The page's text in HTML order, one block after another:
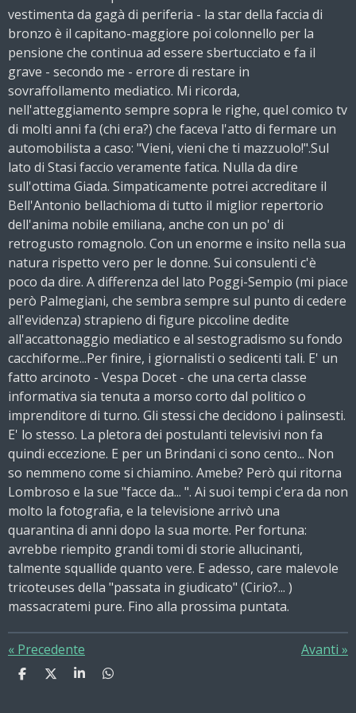
vestimenta da gagà di periferia - la star della faccia di
bronzo è il capitano-maggiore poi colonnello per la
pensione che continua ad essere sbertucciato e fa il
grave - secondo me - errore di restare in
sovraffollamento mediatico. Mi ricorda,
nell'atteggiamento sempre sopra le righe, quel comico tv
di molti anni fa (chi era?) che faceva l'atto di fermare un
automobilista a caso: "Vieni, vieni che ti mazzuolo!".Sul
lato di Stasi faccio veramente fatica. Nulla da dire
sull'ottima Giada. Simpaticamente potrei accreditare il
Bell'Antonio bellachioma di tutto il miglior repertorio
dell'anima nobile emiliana, anche con un po' di
retrogusto romagnolo. Con un enorme e insito nella sua
natura rispetto vero per le donne. Sui consulenti c'è
poco da dire. A differenza del lato Poggi-Sempio (mi piace
però Palmegiani, che sembra sempre sul punto di cedere
all'evidenza) strapieno di figure piccoline dedite
all'accattonaggio mediatico e al sestogradismo su fondo
cacchiforme...Per finire, i giornalisti o sedicenti tali. E' un
fatto arcinoto - Vespa Docet - che una certa classe
informativa sia tenuta a morso corto dal politico o
imprenditore di turno. Gli stessi che decidono i palinsesti.
E' lo stesso. La pletora dei postulanti televisivi non fa
quindi eccezione. E per un Brindani ci sono cento... Non
so nemmeno come si chiamino. Amebe? Però qui ritorna
Lombroso e la sue "facce da... ". Ai suoi tempi c'era da non
molto la fotografia, e la televisione arrivò una
quarantina di anni dopo la sua morte. Per fortuna:
avrebbe riempito grandi tomi di storie allucinanti,
talmente squallide quanto vere. E adesso, care malevole
tricoteuses della "passata in giudicato" (Cirio?... )
massacratemi pure. Fino alla prossima puntata.
« Precedente Avanti »
C
C
C
C